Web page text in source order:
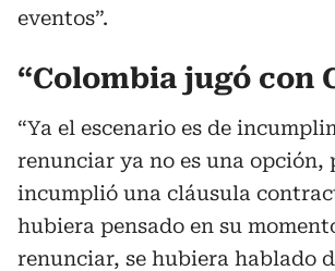
eventos”.
“Colombia jugó con
“Ya el escenario es de
renunciar ya no es una opción,
incumplió una cláusula
hubiera pensado en su
renunciar, se hubiera hablado